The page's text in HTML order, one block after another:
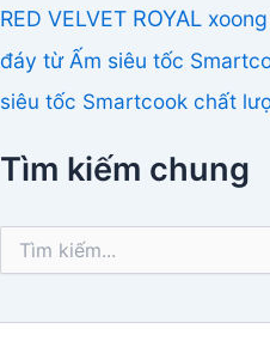
RED VELVET ROYAL
đáy từ Ấm siêu tốc
siêu tốc Smartcook chất
Tìm kiếm chung